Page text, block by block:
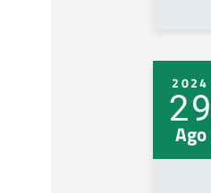
2024
29
Ago